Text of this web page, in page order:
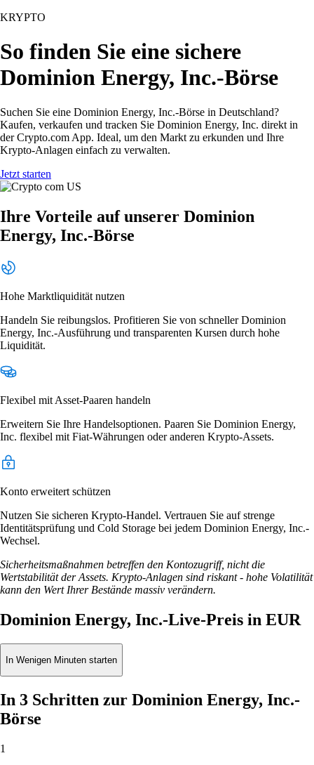
KRYPTO
So finden Sie eine sichere
Dominion Energy, Inc.-Börse
Suchen Sie eine Dominion Energy, Inc.-Börse in Deutschland?
Kaufen, verkaufen und tracken Sie Dominion Energy, Inc. direkt in
der Crypto.com App. Ideal, um den Markt zu erkunden und Ihre
Krypto-Anlagen einfach zu verwalten.
Jetzt starten
Ihre Vorteile auf unserer Dominion
Energy, Inc.-Börse
Hohe Marktliquidität nutzen
Handeln Sie reibungslos. Profitieren Sie von schneller Dominion
Energy, Inc.-Ausführung und transparenten Kursen durch hohe
Liquidität.
Flexibel mit Asset-Paaren handeln
Erweitern Sie Ihre Handelsoptionen. Paaren Sie Dominion Energy,
Inc. flexibel mit Fiat-Währungen oder anderen Krypto-Assets.
Konto erweitert schützen
Nutzen Sie sicheren Krypto-Handel. Vertrauen Sie auf strenge
Identitätsprüfung und Cold Storage bei jedem Dominion Energy, Inc.-
Wechsel.
Sicherheitsmaßnahmen betreffen den Kontozugriff, nicht die
Wertstabilität der Assets. Krypto-Anlagen sind riskant - hohe Volatilität
kann den Wert Ihrer Bestände massiv verändern.
Dominion Energy, Inc.-Live-Preis in EUR
In Wenigen Minuten starten
In 3 Schritten zur Dominion Energy, Inc.-
Börse
1